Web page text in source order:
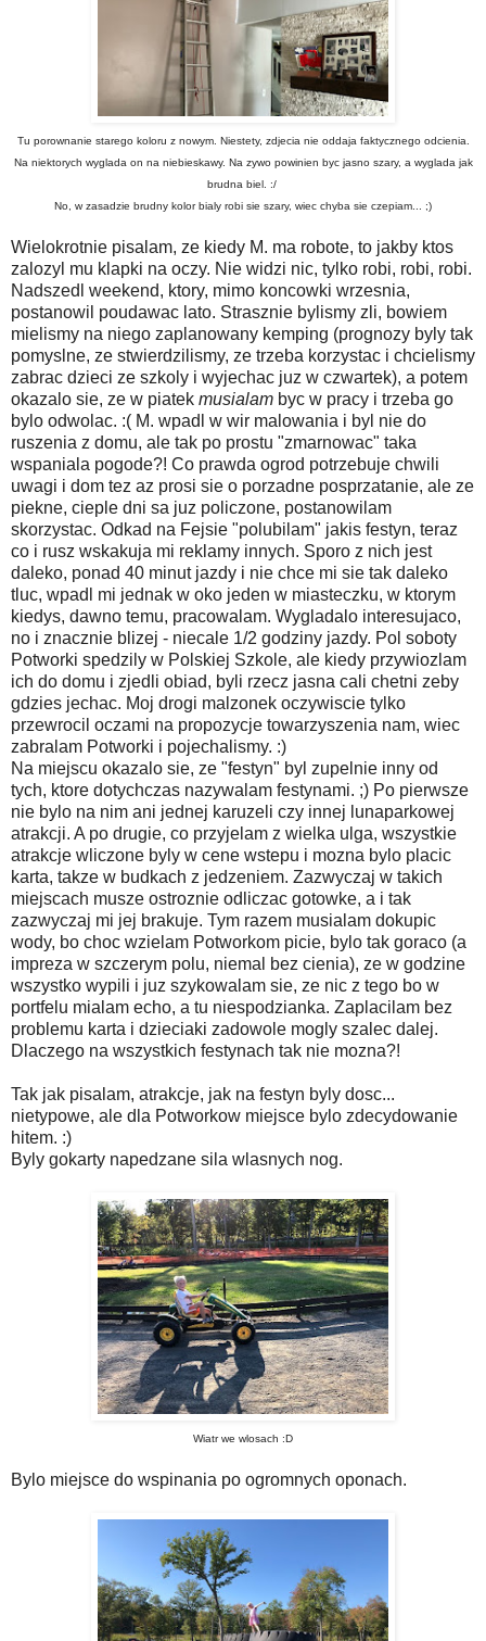
Tu porownanie starego koloru z nowym. Niestety, zdjecia nie oddaja faktycznego odcienia.
Na niektorych wyglada on na niebieskawy. Na zywo powinien byc jasno szary, a wyglada jak
brudna biel. :/
No, w zasadzie brudny kolor bialy robi sie szary, wiec chyba sie czepiam... ;)
Wielokrotnie pisalam, ze kiedy M. ma robote, to jakby ktos
zalozyl mu klapki na oczy. Nie widzi nic, tylko robi, robi, robi.
Nadszedl weekend, ktory, mimo koncowki wrzesnia,
postanowil poudawac lato. Strasznie bylismy zli, bowiem
mielismy na niego zaplanowany kemping (prognozy byly tak
pomyslne, ze stwierdzilismy, ze trzeba korzystac i chcielismy
zabrac dzieci ze szkoly i wyjechac juz w czwartek), a potem
okazalo sie, ze w piatek musialam byc w pracy i trzeba go
bylo odwolac. :( M. wpadl w wir malowania i byl nie do
ruszenia z domu, ale tak po prostu "zmarnowac" taka
wspaniala pogode?! Co prawda ogrod potrzebuje chwili
uwagi i dom tez az prosi sie o porzadne posprzatanie, ale ze
piekne, cieple dni sa juz policzone, postanowilam
skorzystac. Odkad na Fejsie "polubilam" jakis festyn, teraz
co i rusz wskakuja mi reklamy innych. Sporo z nich jest
daleko, ponad 40 minut jazdy i nie chce mi sie tak daleko
tluc, wpadl mi jednak w oko jeden w miasteczku, w ktorym
kiedys, dawno temu, pracowalam. Wygladalo interesujaco,
no i znacznie blizej - niecale 1/2 godziny jazdy. Pol soboty
Potworki spedzily w Polskiej Szkole, ale kiedy przywiozlam
ich do domu i zjedli obiad, byli rzecz jasna cali chetni zeby
gdzies jechac. Moj drogi malzonek oczywiscie tylko
przewrocil oczami na propozycje towarzyszenia nam, wiec
zabralam Potworki i pojechalismy. :)
Na miejscu okazalo sie, ze "festyn" byl zupelnie inny od
tych, ktore dotychczas nazywalam festynami. ;) Po pierwsze
nie bylo na nim ani jednej karuzeli czy innej lunaparkowej
atrakcji. A po drugie, co przyjelam z wielka ulga, wszystkie
atrakcje wliczone byly w cene wstepu i mozna bylo placic
karta, takze w budkach z jedzeniem. Zazwyczaj w takich
miejscach musze ostroznie odliczac gotowke, a i tak
zazwyczaj mi jej brakuje. Tym razem musialam dokupic
wody, bo choc wzielam Potworkom picie, bylo tak goraco (a
impreza w szczerym polu, niemal bez cienia), ze w godzine
wszystko wypili i juz szykowalam sie, ze nic z tego bo w
portfelu mialam echo, a tu niespodzianka. Zaplacilam bez
problemu karta i dzieciaki zadowole mogly szalec dalej.
Dlaczego na wszystkich festynach tak nie mozna?!
Tak jak pisalam, atrakcje, jak na festyn byly dosc...
nietypowe, ale dla Potworkow miejsce bylo zdecydowanie
hitem. :)
Byly gokarty napedzane sila wlasnych nog.
Wiatr we wlosach :D
Bylo miejsce do wspinania po ogromnych oponach.